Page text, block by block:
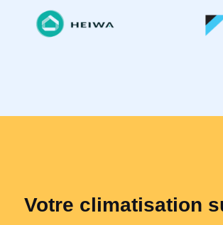
Votre climatisation